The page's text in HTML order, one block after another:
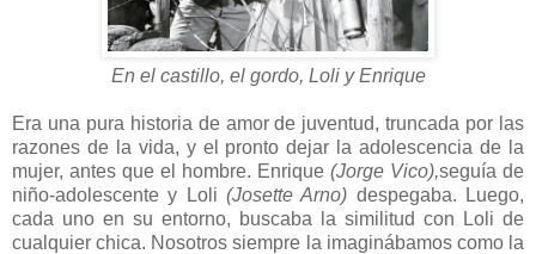
En el castillo, el gordo, Loli y Enrique
Era una pura historia de amor de juventud, truncada por las
razones de la vida, y el pronto dejar la adolescencia de la
mujer, antes que el hombre. Enrique (Jorge Vico),seguía de
niño-adolescente y Loli (Josette Arno) despegaba. Luego,
cada uno en su entorno, buscaba la similitud con Loli de
cualquier chica. Nosotros siempre la imaginábamos como la